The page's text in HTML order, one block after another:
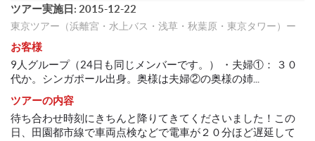
ツアー実施日: 2015-12-22
東京ツアー（浜離宮・水上バス・浅草・秋葉原・東京タワー）ー
お客様
9人グループ（24日も同じメンバーです。） ・夫婦①： ３０
代か。シンガポール出身。奥様は夫婦②の奥様の姉...
ツアーの内容
待ち合わせ時刻にきちんと降りてきてくださいました！この
日、田園都市線で車両点検などで電車が２０分ほど遅延して